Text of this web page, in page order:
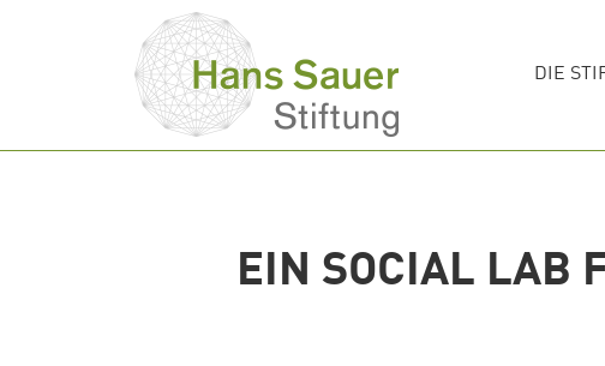
Entwicklung eines sozialen Nutzungs- und Versorgungskonzept für
DIE
EIN SOCIAL LAB